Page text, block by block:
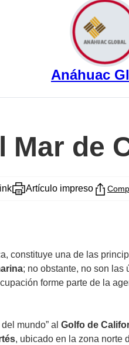
Anáhuac
Mar de
Artículo impreso
constituye una de las
; no obstante, no son las
forme parte de la
mundo” al Golfo de
, ubicado en la zona norte